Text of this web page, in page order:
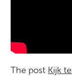
The post Kijk